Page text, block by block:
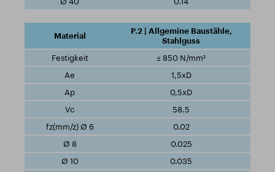
P.2 | Allgemine Baustähle,
Stahlguss
≤ 850 N/mm²
1,5xD
0,5xD
58.5
0.02
0.025
0.035